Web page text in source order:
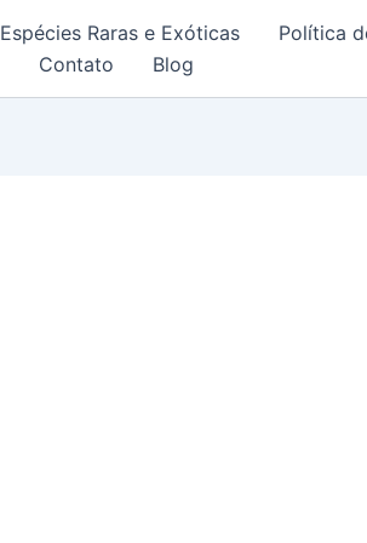
Espécies Raras e Exóticas Política
Contato Blog